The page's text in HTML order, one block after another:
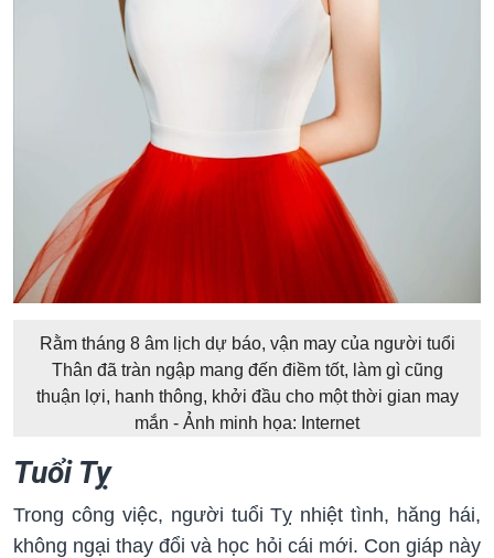
Rằm tháng 8 âm lịch dự báo, vận may của người tuổi
Thân đã tràn ngập mang đến điềm tốt, làm gì cũng
thuận lợi, hanh thông, khởi đầu cho một thời gian may
mắn - Ảnh minh họa: Internet
Tuổi Tỵ
Trong công việc, người tuổi Tỵ nhiệt tình, hăng hái,
không ngại thay đổi và học hỏi cái mới. Con giáp này